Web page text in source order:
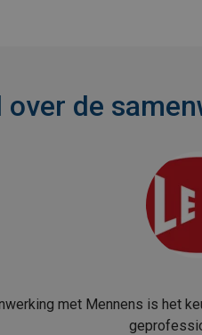
over de
met Mennens is het